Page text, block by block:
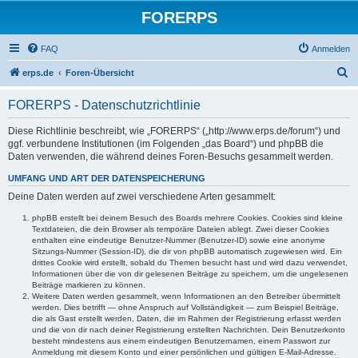
FORERPS
FAQ Anmelden
erps.de Foren-Übersicht
FORERPS - Datenschutzrichtlinie
Diese Richtlinie beschreibt, wie „FORERPS“ („http://www.erps.de/forum“) und
ggf. verbundene Institutionen (im Folgenden „das Board“) und phpBB die
Daten verwenden, die während deines Foren-Besuchs gesammelt werden.
UMFANG UND ART DER DATENSPEICHERUNG
Deine Daten werden auf zwei verschiedene Arten gesammelt:
phpBB erstellt bei deinem Besuch des Boards mehrere Cookies. Cookies sind kleine
Textdateien, die dein Browser als temporäre Dateien ablegt. Zwei dieser Cookies
enthalten eine eindeutige Benutzer-Nummer (Benutzer-ID) sowie eine anonyme
Sitzungs-Nummer (Session-ID), die dir von phpBB automatisch zugewiesen wird. Ein
drittes Cookie wird erstellt, sobald du Themen besucht hast und wird dazu verwendet,
Informationen über die von dir gelesenen Beiträge zu speichern, um die ungelesenen
Beiträge markieren zu können.
Weitere Daten werden gesammelt, wenn Informationen an den Betreiber übermittelt
werden. Dies betrifft — ohne Anspruch auf Vollständigkeit — zum Beispiel Beiträge,
die als Gast erstellt werden, Daten, die im Rahmen der Registrierung erfasst werden
und die von dir nach deiner Registrierung erstellten Nachrichten. Dein Benutzerkonto
besteht mindestens aus einem eindeutigen Benutzernamen, einem Passwort zur
Anmeldung mit diesem Konto und einer persönlichen und gültigen E-Mail-Adresse.